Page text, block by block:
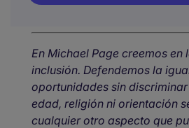
En Michael Page creemos en
inclusión. Defendemos la
oportunidades sin
edad, religión ni orientación
cualquier otro aspecto que